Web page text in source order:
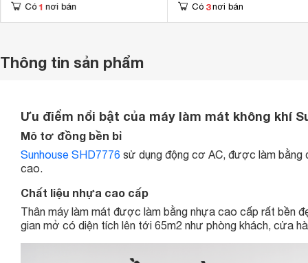
Có 1 nơi bán Có 3 nơi bán
Thông tin sản phẩm
Ưu điểm nổi bật của máy làm mát không khí
Mô tơ đồng bền bỉ
Sunhouse SHD7776 sử dụng động cơ AC, được làm bằng
cao.
Chất liệu nhựa cao cấp
Thân máy làm mát được làm bằng nhựa cao cấp rất bền
gian mở có diện tích lên tới 65m2 như phòng khách, cửa